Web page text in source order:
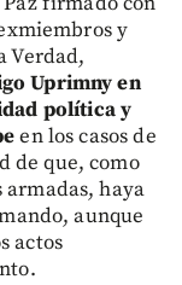
y
Verdad,
Uprimny en
política y
en los casos de
de que, como
haya
aunque
actos